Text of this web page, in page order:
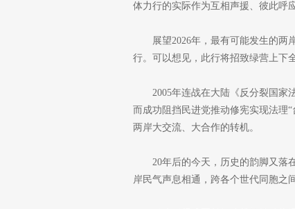
体力行的实际作为互相声援、彼此呼
展望2026年，最有可能发生的两
行。可以想见，此行将招致绿营上下
2005年连战在大陆《反分裂国家
而成功阻挡民进党推动修宪实现法理
两岸大交流、大合作的转机。
20年后的今天，历史的韵脚又落
岸民气声息相通，跨各个世代同胞之